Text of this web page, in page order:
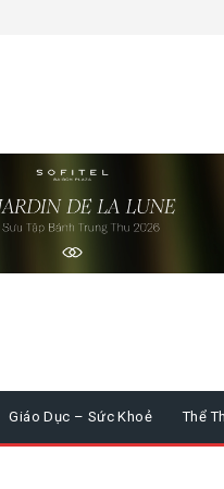
Giáo Dục – Sức Khoẻ Thể